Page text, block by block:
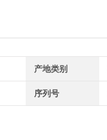
产地类别
序列号